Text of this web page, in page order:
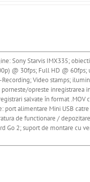
Sony Starvis IMX335;
@ 30fps; Full HD @ 60fps;
Video stamps;
opreste inregistrarea
salvate în format .MOV
alimentare Mini USB
de functionare / depozitare:
Go 2; suport de montare cu